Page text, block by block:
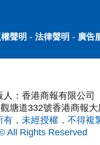
聲明 - 法律聲明 - 廣告
：香港商報有限公司
塘道332號香港商報大
，未經授權，不得複
All Rights Reserved